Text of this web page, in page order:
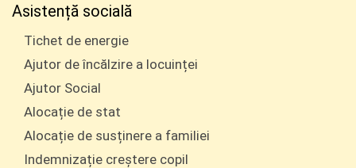
Asistență socială
Tichet de energie
Ajutor de încălzire a locuinței
Ajutor Social
Alocație de stat
Alocație de susținere a familiei
Indemnizație creștere copil